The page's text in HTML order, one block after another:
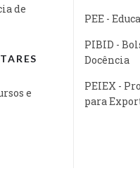
de
e
PEE -
PIBID -
Docência
PEIEX -
para